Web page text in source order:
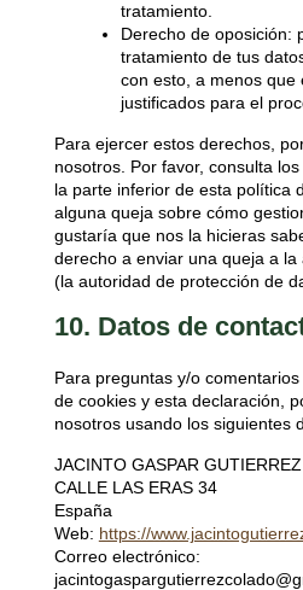
tratamiento.
Derecho de oposición:
tratamiento de tus
con esto, a menos que
justificados para el
Para ejercer estos derechos,
nosotros. Por favor, consulta
la parte inferior de esta política
alguna queja sobre cómo
gustaría que nos la hicieras
derecho a enviar una queja a
(la autoridad de protección de
10. Datos de
Para preguntas y/o
de cookies y esta declaración,
nosotros usando los siguientes
JACINTO GASPAR
CALLE LAS ERAS 34
España
Web: https://
Correo electrónico:
jacintogaspargutierrezcolado@